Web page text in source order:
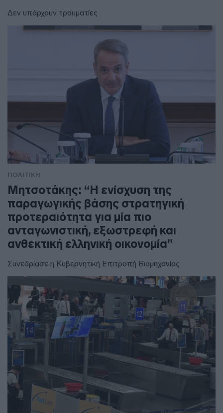
Δεν υπάρχουν τραυματίες
ΠΟΛΙΤΙΚΗ
Μητσοτάκης: “Η ενίσχυση της
παραγωγικής βάσης στρατηγική
προτεραιότητα για μία πιο
ανταγωνιστική, εξωστρεφή και
ανθεκτική ελληνική οικονομία”
Συνεδρίασε η Κυβερνητική Επιτροπή Βιομηχανίας